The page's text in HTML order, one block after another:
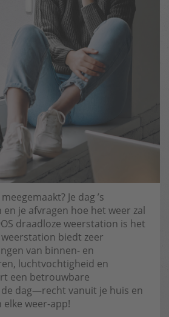
Je dag ’s
je afvragen hoe het weer zal
draadloze weerstation is het
biedt zeer
van binnen- en
luchtvochtigheid en
een betrouwbare
dag—recht vanuit je huis en
weer-app!